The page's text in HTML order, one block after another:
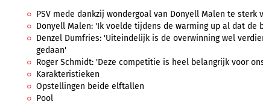
PSV mede dankzij wondergoal van Donyell Malen te sterk
Donyell Malen: 'Ik voelde tijdens de warming up al dat de
Denzel Dumfries: 'Uiteindelijk is de overwinning wel
gedaan'
Roger Schmidt: 'Deze competitie is heel belangrijk voor
Karakteristieken
Opstellingen beide elftallen
Pool